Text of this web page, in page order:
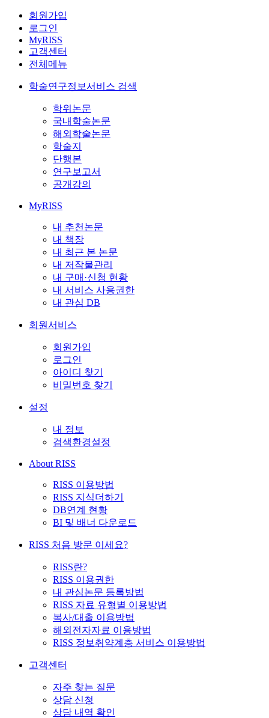
회원가입
로그인
MyRISS
고객센터
전체메뉴
학술연구정보서비스 검색
학위논문
국내학술논문
해외학술논문
학술지
단행본
연구보고서
공개강의
MyRISS
내 추천논문
내 책장
내 최근 본 논문
내 저작물관리
내 구매·신청 현황
내 서비스 사용권한
내 관심 DB
회원서비스
회원가입
로그인
아이디 찾기
비밀번호 찾기
설정
내 정보
검색환경설정
About RISS
RISS 이용방법
RISS 지식더하기
DB연계 현황
BI 및 배너 다운로드
RISS 처음 방문 이세요?
RISS란?
RISS 이용권한
내 관심논문 등록방법
RISS 자료 유형별 이용방법
복사/대출 이용방법
해외전자자료 이용방법
RISS 정보취약계층 서비스 이용방법
고객센터
자주 찾는 질문
상담 신청
상담 내역 확인